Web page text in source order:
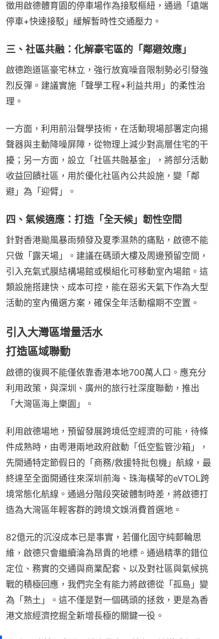
徵用啟德體育園的停車場作為接駁樞紐，通過「遠端
停車+快速接駁」緩解暫時性交通壓力。
三、社區共融：化解豪宅區的「鄰避效應」
啟德跑道區豪宅林立，強行放寬噪音限制勢必引發強
烈反彈。建議實施「聲學工程+利益共用」的柔性治
理。
一方面，利用前沿聲學技術，在活動現場部署定向揚
聲器與主動降噪屏障，從物理上減少對高層住宅的干
擾；另一方面，設立「社區共融基金」，將部分活動
收益回饋社區，用於優化社區內公共設施，變「鄰
避」為「迎臂」。
四、氣候適應：打造「全天候」韌性空間
針對香港颱風暴雨頻發及夏季濕熱的痛點，啟德不能
只做「露天場」。建議在碼頭大樓及周邊預留空間，
引入充氣式膜結構場館或模組化可移動室內場館。這
類設施搭建快、成本可控，能在惡劣天氣下作為大型
活動的室內備選方案，確保全年活動檔期不空置。
引入大灣區增量活水
打造區域聯動
啟德的復興不能僅依靠香港本地700萬人口。應充分
利用政策，與深圳、廣州的旅行社深度聯動，推出
「大灣區海上樂園」。
利用啟德場地，預留發展跨境低空經濟的可能，待條
件成熟時，由粵港兩地政府啟動「低空監管沙箱」，
先開通特定節假日的「商務/救援特批包機」航線，最
終達至全面開通往來深圳前海、珠海橫琴的eVTOL跨
境常態化航線。通過分階段突破體制時差，將啟德打
造為大灣區年輕客群的跨境文娛消費首選地。
82億元的沉沒成本已是事實，若僵化固守純郵輪思
維，啟德只會繼續淪為昂貴的地標。通過精準的錯位
定位、務實的交通與商業配套、以及對社區與氣候挑
戰的積極回應，我們完全有能力將啟德從「孤島」變
為「熟土」。這不僅是對一個碼頭的拯救，更是為香
港文旅經濟挖掘全新增長極的關鍵一役。